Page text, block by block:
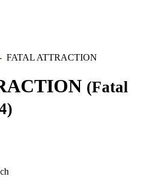
FATAL ATTRACTION
(Fatal